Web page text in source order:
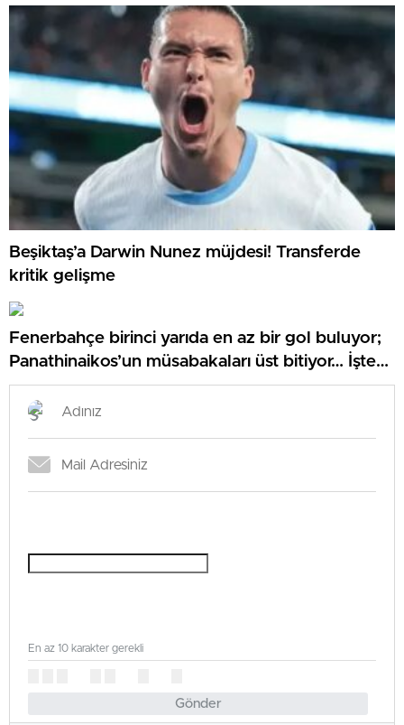
Beşiktaş’a Darwin Nunez müjdesi! Transferde
kritik gelişme
Fenerbahçe birinci yarıda en az bir gol buluyor;
Panathinaikos’un müsabakaları üst bitiyor… İşte
Misli’den Günün Tüyoları!
Gönder
En az 10 karakter gerekli